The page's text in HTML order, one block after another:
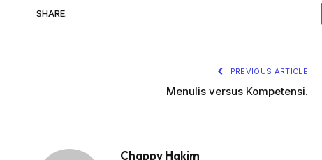
SHARE.
PREVIOUS ARTICLE
Menulis versus Kompetensi.
Chappy Hakim